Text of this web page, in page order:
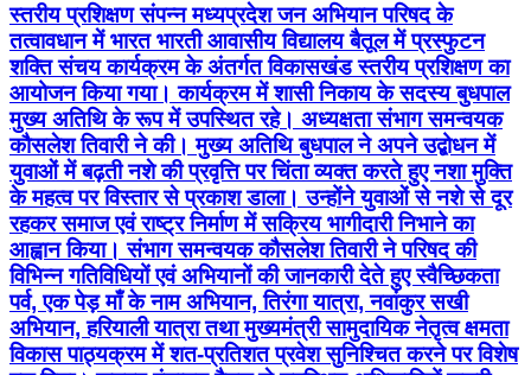
स्तरीय प्रशिक्षण संपन्न मध्यप्रदेश जन अभियान परिषद के
तत्वावधान में भारत भारती आवासीय विद्यालय बैतूल में प्रस्फुटन
शक्ति संचय कार्यक्रम के अंतर्गत विकासखंड स्तरीय प्रशिक्षण का
आयोजन किया गया। कार्यक्रम में शासी निकाय के सदस्य बुधपाल
मुख्य अतिथि के रूप में उपस्थित रहे। अध्यक्षता संभाग समन्वयक
कौसलेश तिवारी ने की। मुख्य अतिथि बुधपाल ने अपने उद्बोधन में
युवाओं में बढ़ती नशे की प्रवृत्ति पर चिंता व्यक्त करते हुए नशा मुक्ति
के महत्व पर विस्तार से प्रकाश डाला। उन्होंने युवाओं से नशे से दूर
रहकर समाज एवं राष्ट्र निर्माण में सक्रिय भागीदारी निभाने का
आह्वान किया। संभाग समन्वयक कौसलेश तिवारी ने परिषद की
विभिन्न गतिविधियों एवं अभियानों की जानकारी देते हुए स्वैच्छिकता
पर्व, एक पेड़ माँ के नाम अभियान, तिरंगा यात्रा, नवांकुर सखी
अभियान, हरियाली यात्रा तथा मुख्यमंत्री सामुदायिक नेतृत्व क्षमता
विकास पाठ्यक्रम में शत-प्रतिशत प्रवेश सुनिश्चित करने पर विशेष